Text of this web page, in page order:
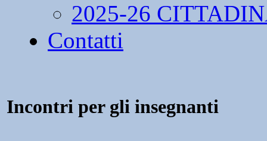
2025-26
Contatti
Incontri per gli insegnanti